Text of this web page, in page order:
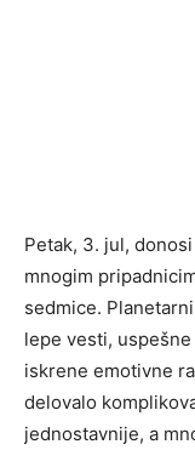
Petak, 3. jul,
mnogim
sedmice.
lepe vesti,
iskrene emotivne
delovalo
jednostavnije, a